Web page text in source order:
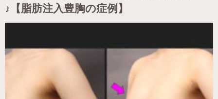
♪【脂肪注入豊胸の症例】